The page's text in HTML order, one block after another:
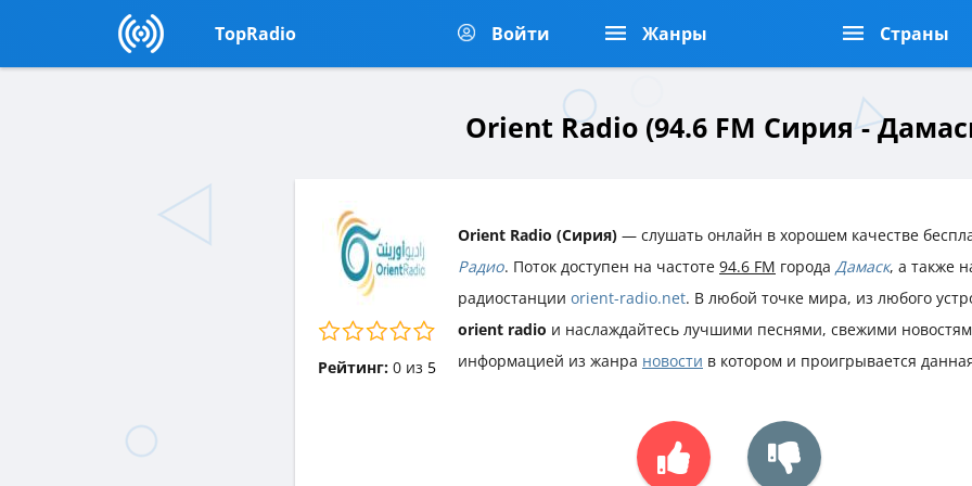
TopRadio Войти Жанры Страны
Orient Radio (94.6 FM Сирия -
Рейтинг: 0из 5
Orient Radio (Сирия) — слушать онлайн в хорошем качестве
Радио. Поток доступен на частоте 94.6 FM города Дамаск, а также
радиостанции orient-radio.net. В любой точке мира, из любого
orient radio и наслаждайтесь лучшими песнями, свежими
информацией из жанра новости в котором и проигрывается